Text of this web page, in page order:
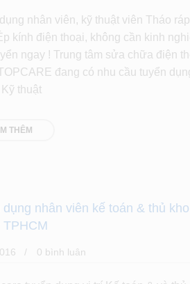
nhân viên, kỹ thuật viên Tháo
kính điện thoại, không cần kinh
ngay ! Trung tâm sửa chữa điện
đang có nhu cầu tuyển
thuật
THÊM
dụng nhân viên kế toán & thủ
0 bình luân